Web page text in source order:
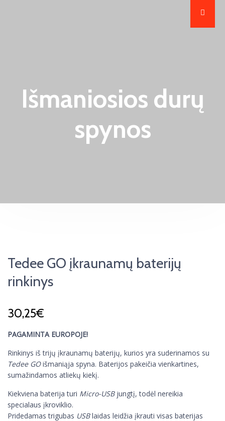
Išmaniosios durų
spynos
Tedee GO įkraunamų baterijų
rinkinys
30,25€
PAGAMINTA EUROPOJE!
Rinkinys iš trijų įkraunamų baterijų, kurios yra suderinamos su
Tedee GOišmaniąja spyna. Baterijos pakeičia vienkartines,
sumažindamos atliekų kiekį.
Kiekviena baterija turi Micro-USBjungtį, todėl nereikia
specialaus įkroviklio.
Pridedamas trigubas USBlaidas leidžia įkrauti visas baterijas